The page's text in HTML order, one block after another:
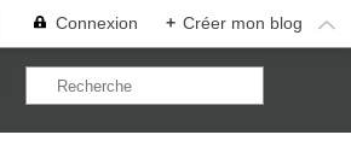
Connexion + Créer mon blog